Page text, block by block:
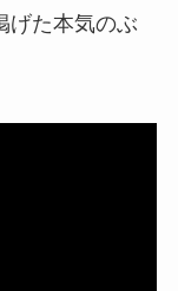
げた本気のぶ